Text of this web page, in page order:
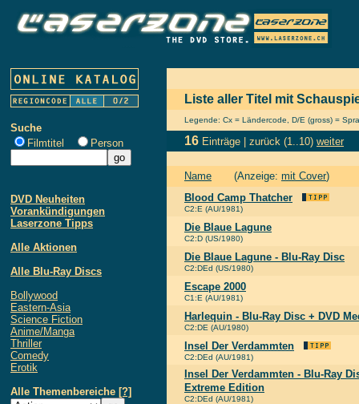
Suche
Filmtitel
Person
DVD Neuheiten
Vorankündigungen
Laserzone Tipps
Alle Aktionen
Alle Blu-Ray Discs
Bollywood
Eastern-Asia
Science Fiction
Anime/Manga
Thriller
Comedy
Erotik
Alle Themenbereiche [?]
Liste aller Titel mit
Legende: Cx = Ländercode, D/E (gross) =
16 Einträge | zurück (1..10) weiter
Name (Anzeige: mit Cover)
Blood Camp Thatcher
C2:E (AU/1981)
Die Blaue Lagune
C2:D (US/1980)
Die Blaue Lagune - Blu-Ray Disc
C2:DEd (US/1980)
Escape 2000
C1:E (AU/1981)
Harlequin - Blu-Ray Disc + DVD
C2:DE (AU/1980)
Insel Der Verdammten
C2:DEd (AU/1981)
Insel Der Verdammten - Blu-Ray
Extreme Edition
C2:DEd (AU/1981)